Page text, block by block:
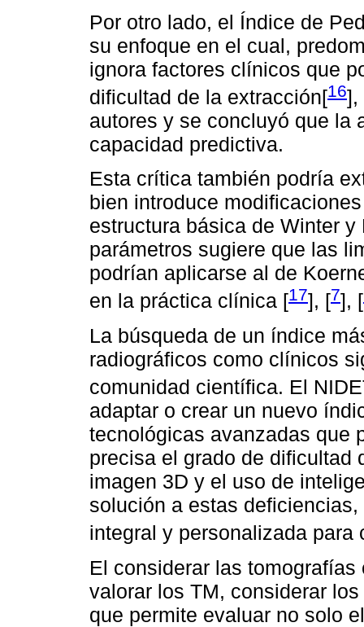
Por otro lado, el Índice de
su enfoque en el cual,
ignora factores clínicos que
dificultad de la extracción[16],
autores y se concluyó que la
capacidad predictiva.
Esta crítica también podría
bien introduce
estructura básica de Winter
parámetros sugiere que las
podrían aplicarse al de
en la práctica clínica [17], [7], [
La búsqueda de un índice
radiográficos como clínicos
comunidad científica. El
adaptar o crear un nuevo
tecnológicas avanzadas que
precisa el grado de dificultad
imagen 3D y el uso de
solución a estas
integral y personalizada para
El considerar las
valorar los TM, considerar
que permite evaluar no solo